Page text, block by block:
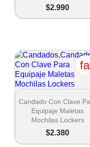
$2.990
 Vista rápida
Candado Con Clave
Equipaje Maletas
Mochilas Lockers
$2.380